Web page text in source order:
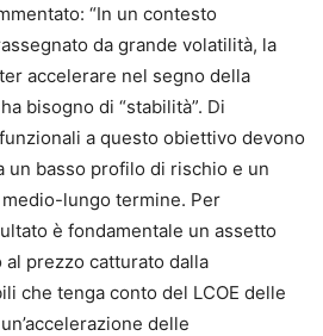
“In un contesto
da grande volatilità, la
accelerare nel segno della
bisogno di “stabilità”. Di
a questo obiettivo devono
un basso profilo di rischio e un
lungo termine. Per
è fondamentale un assetto
prezzo catturato dalla
che tenga conto del LCOE delle
delle